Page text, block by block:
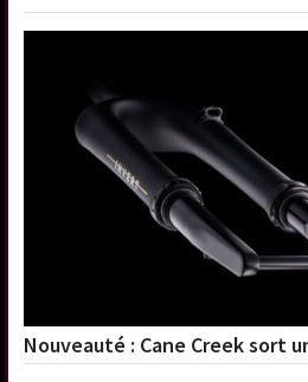
Nouveauté : Cane Creek sort